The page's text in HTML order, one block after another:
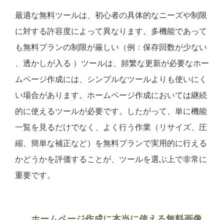
最適な無料ツールは、初心者の具体的なニーズや制限
に対する許容度によって異なります。多機能であって
も無料プランの制限が厳しい（例：保存回数が少ない
、透かしが入る ）ツールは、頻繁な更新が必要なホー
ムページ作成には、シンプルなツールよりも使いにく
い場合があります。ホームページ作成においては継続
的に使えるツールが必要です。したがって、単に機能
一覧を見るだけでなく、よく行う作業（リサイズ、圧
縮、簡単な補正など）を無料プランで実用的に行える
かどうかを評価することが、ツールを選ぶ上で非常に
重要です。